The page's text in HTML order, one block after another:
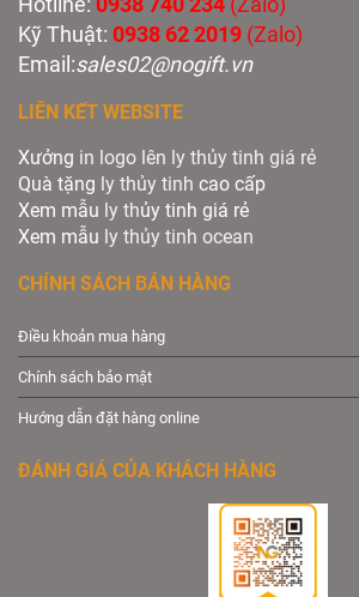
Kỹ Thuật: 0938 62 2019 (Zalo)
Email:sales02@nogift.vn
LIÊN KẾT WEBSITE
Xưởng in logo lên ly thủy tinh giá rẻ
Quà tặng ly thủy tinh cao cấp
Xem mẫu ly thủy tinh giá rẻ
Xem mẫu ly thủy tinh ocean
CHÍNH SÁCH BÁN HÀNG
Điều khoản mua hàng
Chính sách bảo mật
Hướng dẫn đặt hàng online
ĐÁNH GIÁ CỦA KHÁCH HÀNG